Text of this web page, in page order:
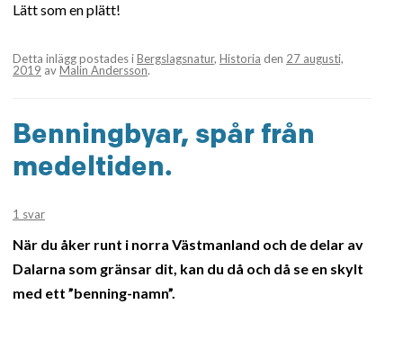
Lätt som en plätt!
Detta inlägg postades iBergslagsnatur, Historia den 27 augusti,
2019 avMalin Andersson.
Benningbyar, spår från
medeltiden.
1 svar
När du åker runt i norra Västmanland och de delar av
Dalarna som gränsar dit, kan du då och då se en skylt
med ett ”benning-namn”.